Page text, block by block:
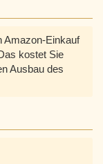
Amazon-Einkauf
kostet Sie
Ausbau des